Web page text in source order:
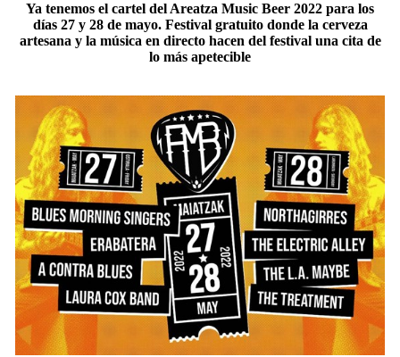
Ya tenemos el cartel del Areatza Music Beer 2022 para los
días 27 y 28 de mayo. Festival gratuito donde la cerveza
artesana y la música en directo hacen del festival una cita de
lo más apetecible